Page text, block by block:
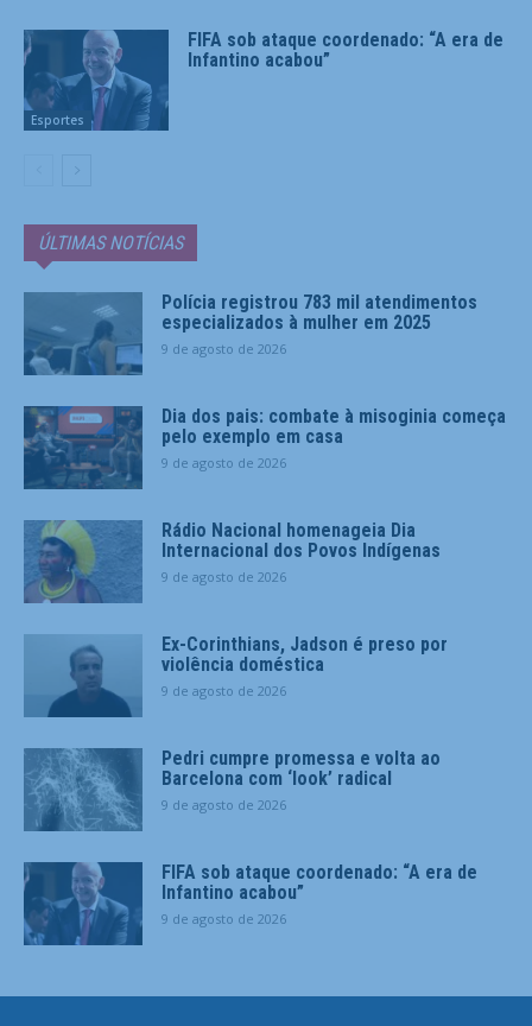
Esportes
FIFA sob ataque coordenado: “A era de
Infantino acabou”
ÚLTIMAS NOTÍCIAS
Polícia registrou 783 mil atendimentos
especializados à mulher em 2025
9 de agosto de 2026
Dia dos pais: combate à misoginia começa
pelo exemplo em casa
9 de agosto de 2026
Rádio Nacional homenageia Dia
Internacional dos Povos Indígenas
9 de agosto de 2026
Ex-Corinthians, Jadson é preso por
violência doméstica
9 de agosto de 2026
Pedri cumpre promessa e volta ao
Barcelona com ‘look’ radical
9 de agosto de 2026
FIFA sob ataque coordenado: “A era de
Infantino acabou”
9 de agosto de 2026